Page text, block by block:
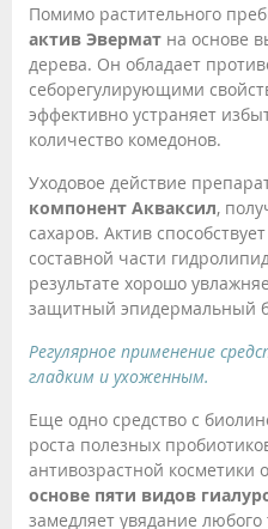
Помимо растительного
актив Эвермат на основе
дерева. Он обладает
себорегулирующими
эффективно устраняет
количество комедонов.
Уходовое действие
компонент Акваксил,
сахаров. Актив
составной части
результате хорошо
защитный эпидермальный
Регулярное применение
гладким и ухоженным.
Еще одно средство с
роста полезных
антивозрастной косметики
основе пяти видов
замедляет увядание